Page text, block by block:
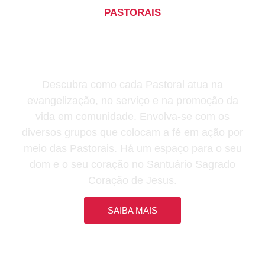
PASTORAIS
Descubra como cada Pastoral atua na
evangelização, no serviço e na promoção da
vida em comunidade. Envolva-se com os
diversos grupos que colocam a fé em ação por
meio das Pastorais. Há um espaço para o seu
dom e o seu coração no Santuário Sagrado
Coração de Jesus.
SAIBA MAIS